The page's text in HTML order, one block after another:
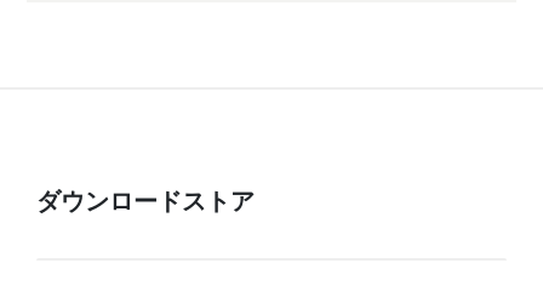
ダウンロードストア